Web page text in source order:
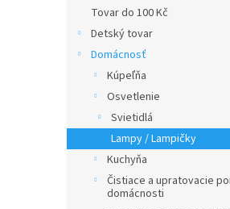
Tovar do 100 Kč
Detský tovar
Domácnosť
Kúpeľňa
Osvetlenie
Svietidlá
Lampy / Lampičky
Kuchyňa
Čistiace a upratovacie
domácnosti